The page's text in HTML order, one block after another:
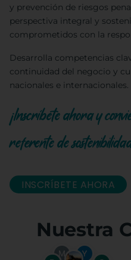
y prevención de riesgos
perspectiva integral y
comprometidos con la
Desarrolla competencias
continuidad del negocio y
nacionales e internacionales.
¡Inscríbete ahora y
referente de
INSCRÍBETE AHORA
Nuestra